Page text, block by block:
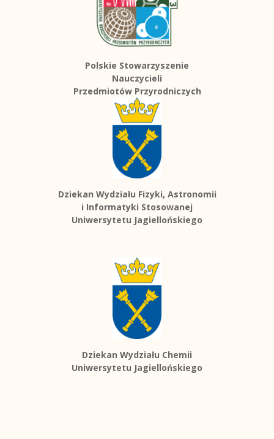
Polskie Stowarzyszenie
Nauczycieli
Przedmiotów Przyrodniczych
Dziekan Wydziału Fizyki, Astronomii
i Informatyki Stosowanej
Uniwersytetu Jagiellońskiego
Dziekan Wydziału Chemii
Uniwersytetu Jagiellońskiego